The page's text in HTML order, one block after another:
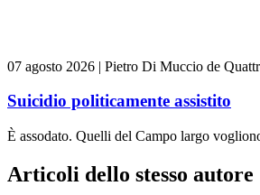
07 agosto 2026 | Pietro Di Muccio de
Suicidio politicamente assistito
È assodato. Quelli del Campo largo
Articoli dello stesso autore